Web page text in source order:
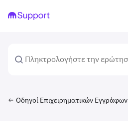
Οδηγοί Επιχειρηματικών Εγγράφων